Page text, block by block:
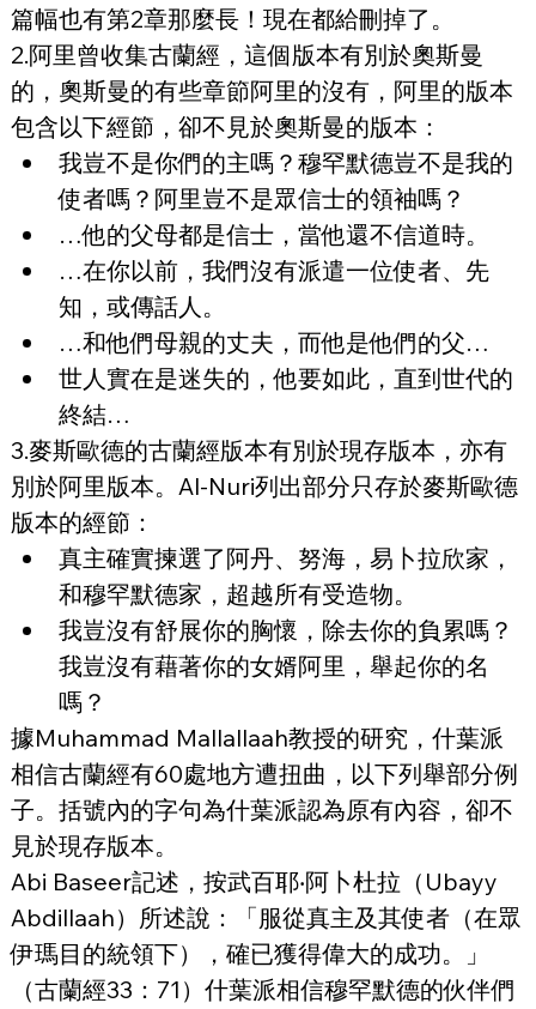
篇幅也有第2章那麼長！現在都給刪掉了。
2.阿里曾收集古蘭經，這個版本有別於奧斯曼
的，奧斯曼的有些章節阿里的沒有，阿里的版本
包含以下經節，卻不見於奧斯曼的版本：
我豈不是你們的主嗎？穆罕默德豈不是我的
使者嗎？阿里豈不是眾信士的領袖嗎？
…他的父母都是信士，當他還不信道時。
…在你以前，我們沒有派遣一位使者、先
知，或傳話人。
…和他們母親的丈夫，而他是他們的父…
世人實在是迷失的，他要如此，直到世代的
終結…
3.麥斯歐德的古蘭經版本有別於現存版本，亦有
別於阿里版本。Al-Nuri列出部分只存於麥斯歐德
版本的經節：
真主確實揀選了阿丹、努海，易卜拉欣家，
和穆罕默德家，超越所有受造物。
我豈沒有舒展你的胸懷，除去你的負累嗎？
我豈沒有藉著你的女婿阿里，舉起你的名
嗎？
據Muhammad Mallallaah教授的研究，什葉派
相信古蘭經有60處地方遭扭曲，以下列舉部分例
子。括號內的字句為什葉派認為原有內容，卻不
見於現存版本。
Abi Baseer記述，按武百耶‧阿卜杜拉（Ubayy
Abdillaah）所述說：「服從真主及其使者（在眾
伊瑪目的統領下），確已獲得偉大的成功。」
（古蘭經33：71）什葉派相信穆罕默德的伙伴們